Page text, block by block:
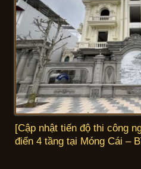
[Cập nhật tiến độ thi công
điển 4 tầng tại Móng Cái –